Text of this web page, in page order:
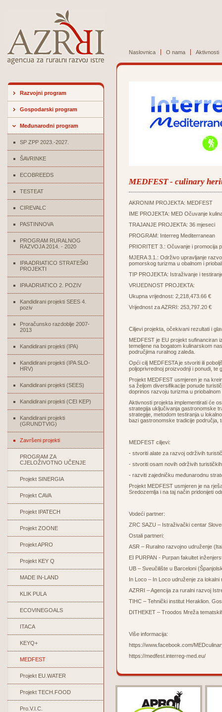
Naslovnica O nama Aktivnosti
Razvojni program
Gospodarski program
Međunarodni program
SP ZPP 2023.-2027.
ŠAVRINKE
ECOBREEDS
TESTEAT
CIREVALC
PASTINNOVA
PROGRAM RURALNOG
RAZVOJA 2014. - 2020
IPA ADRIATICO STRATEŠKI
PROJEKTI
IPA ADRIATICO 2. POZIV
Kandidirani projekti SEES 4.
poziv
Proračunsko razdoblje 2007-
2013
Kandidirani projekti (IPA)
Kandidirani projekti (IPA SLO-
HRV)
Kandidirani projekti (SEES)
Kandidirani projekti (CEI KEP)
Kandidirani projekti
(GRUNDTVIG)
Završeni projekti
PROGRAM ZA
CJELOŽIVOTNO UČENJE
Projekt SINERGIA
Projekt CAVA
Projekt IPATECH
Projekt ZOONE
Projekt APRO
Projekt KEY Q
MADE IN-LAND
KLIK PULA
ECOVINEGOALS
ITACA
KEYQ+
MEDFEST
Projekt EU.WATER
Projekt TECH.FOOD
Pro.V.I.C.
MEDFEST - culinary
AKRONIM PROJEKTA: MEDFEST
IME PROJEKTA: MED Očuvanje
TRAJANJE PROJEKTA: 36 mjeseci
PROGRAM: Interreg Mediterranean
PRIORITET 3.: Očuvanje i promocija
MJERA 3.1.: Održivo upravljanje
pomorskog turizma u obalnom i
TIP PROJEKTA: Istraživanje i
VRIJEDNOST PROJEKTA:
Ukupna vrijednost: 2,218,473.66 €
Vrijednost za AZRRI: 253,797.20 €
Ciljevi projekta, očekivani rezultati i
MEDFEST je EU projekt sufinanciran
temeljene na bogatom kulinarskom
područjima ruralnog zaleđa.
Opći cilj MEDFESTA je stvoriti ili
poljoprivrednoj proizvodnji i ponudi, te
Projekt MEDFEST usmjeren je na
sa željom diversifikacije ponude
doprinos razvoju turizma u
Aktivnosti projekta implementirati će
strategija uključivanja gastronomske
strategije, metodom testiranja u
bazi gastronomske tradicije područja,
MEDFEST ciljevi:
- stvoriti alate za razvoj održivih
- stvoriti osam novih održivih
- razviti zajedničku međunarodnu
Projekt MEDFEST usmjeren je na
Sredozemlja i na taj način pridonijeti
Vodeći partner:
ZRC SAZU – Istraživački centar
Ostali partneri:
ASR – Ruralno razvojno udruženje
EI PURPAN - Purpan fakultet
UB – Sveučilište u Barceloni
In Loco – In Loco udruženje za
AZRRI – Agencija za ruralni razvoj
TIHC – Tehnički institut Heraklion.
DITHEKET – Troodos Mreža
Više informacija:
https://www.facebook.com/
https://medfest.interreg-med.eu/